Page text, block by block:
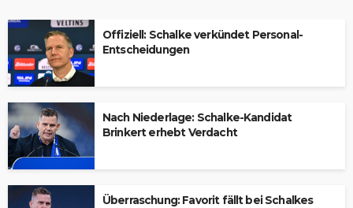
Offiziell: Schalke verkündet Personal-
Entscheidungen
Nach Niederlage: Schalke-Kandidat
Brinkert erhebt Verdacht
Überraschung: Favorit fällt bei Schalkes